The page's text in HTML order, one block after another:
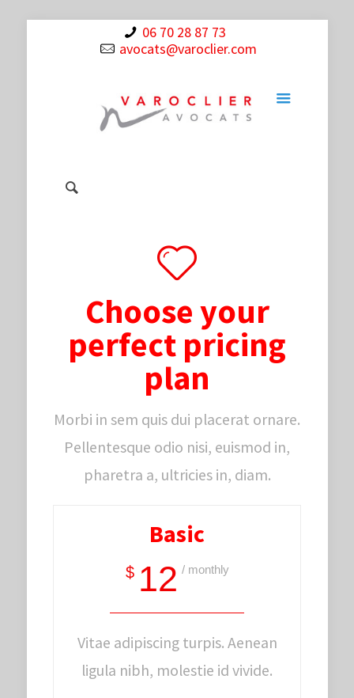
06 70 28 87 73
avocats@varoclier.com
Choose your
perfect pricing
plan
Morbi in sem quis dui placerat ornare.
Pellentesque odio nisi, euismod in,
pharetra a, ultricies in, diam.
Basic
$ 12 / monthly
Vitae adipiscing turpis. Aenean
ligula nibh, molestie id vivide.